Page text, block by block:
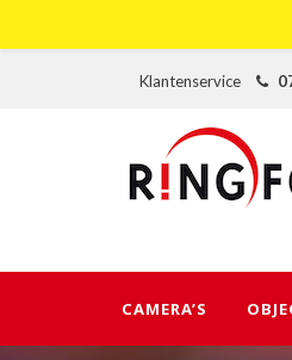
Klantenservice
CAMERA’S